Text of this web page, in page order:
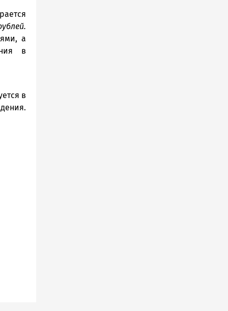
а
в
в